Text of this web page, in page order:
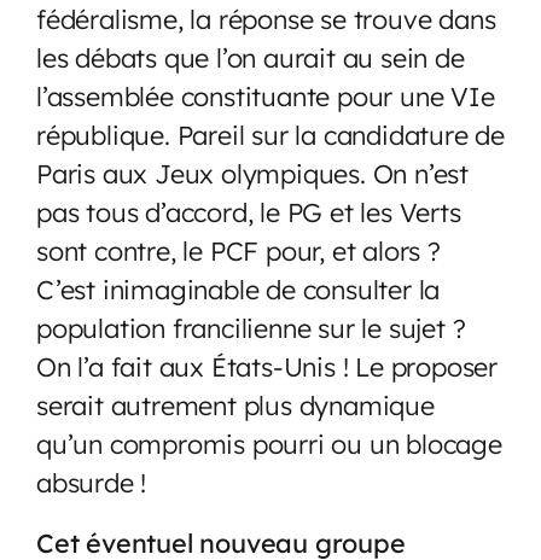
fédéralisme, la réponse se trouve dans
les débats que l’on aurait au sein de
l’assemblée constituante pour une VIe
république. Pareil sur la candidature de
Paris aux Jeux olympiques. On n’est
pas tous d’accord, le PG et les Verts
sont contre, le PCF pour, et alors ?
C’est inimaginable de consulter la
population francilienne sur le sujet ?
On l’a fait aux États-Unis ! Le proposer
serait autrement plus dynamique
qu’un compromis pourri ou un blocage
absurde !
Cet éventuel nouveau groupe